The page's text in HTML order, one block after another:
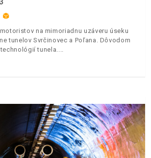
na mimoriadnu uzáveru úseku
tunelov Svrčinovec a Poľana. Dôvodom
tunela.